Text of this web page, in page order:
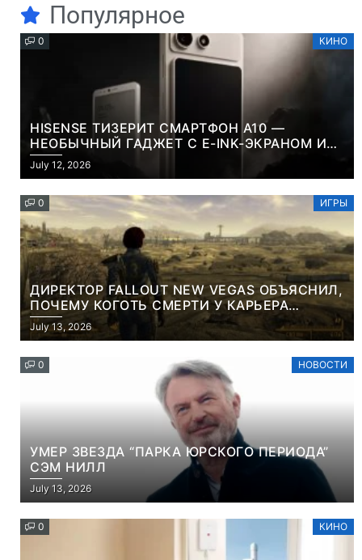
Популярное
0 КИНО
HISENSE ТИЗЕРИТ СМАРТФОН A10 —
НЕОБЫЧНЫЙ ГАДЖЕТ С E-INK-ЭКРАНОМ И
СЪЕМНОЙ LCD-ПАНЕЛЬЮ ДЛЯ ЦВЕТНОГО
КОНТЕНТА И СОЦСЕТЕЙ
July 12, 2026
0 ИГРЫ
ДИРЕКТОР FALLOUT NEW VEGAS ОБЪЯСНИЛ,
ПОЧЕМУ КОГОТЬ СМЕРТИ У КАРЬЕРА
НАМЕРЕННО СНОСИТ ВАМ ГОЛОВУ
July 13, 2026
0 НОВОСТИ
УМЕР ЗВЕЗДА “ПАРКА ЮРСКОГО ПЕРИОДА”
СЭМ НИЛЛ
July 13, 2026
0 КИНО